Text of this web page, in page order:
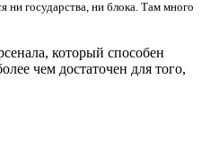
ни государства, ни блока. Там много
который способен
чем достаточен для того,